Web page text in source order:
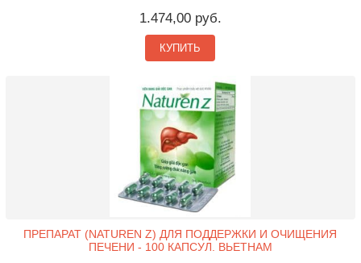
1.474,00 руб.
КУПИТЬ
ПРЕПАРАТ (NATUREN Z) ДЛЯ ПОДДЕРЖКИ И ОЧИЩЕНИЯ
ПЕЧЕНИ - 100 КАПСУЛ. ВЬЕТНАМ